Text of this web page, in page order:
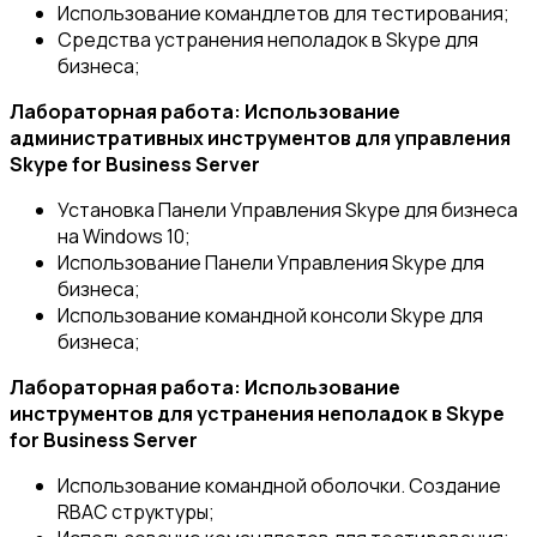
Использование командлетов для тестирования;
Средства устранения неполадок в Skype для
бизнеса;
Лабораторная работа: Использование
административных инструментов для управления
Skype for Business Server
Установка Панели Управления Skype для бизнеса
на Windows 10;
Использование Панели Управления Skype для
бизнеса;
Использование командной консоли Skype для
бизнеса;
Лабораторная работа: Использование
инструментов для устранения неполадок в Skype
for Business Server
Использование командной оболочки. Создание
RBAC структуры;